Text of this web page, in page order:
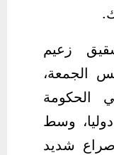
زعيم
الجمعة،
الحكومة
دوليا، وسط
صراع شديد